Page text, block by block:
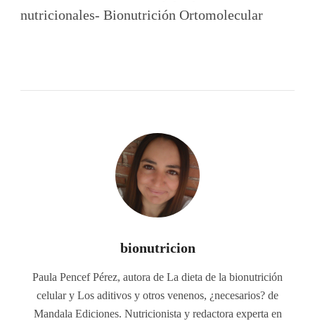
nutricionales- Bionutrición Ortomolecular
bionutricion
Paula Pencef Pérez, autora de La dieta de la bionutrición
celular y Los aditivos y otros venenos, ¿necesarios? de
Mandala Ediciones. Nutricionista y redactora experta en